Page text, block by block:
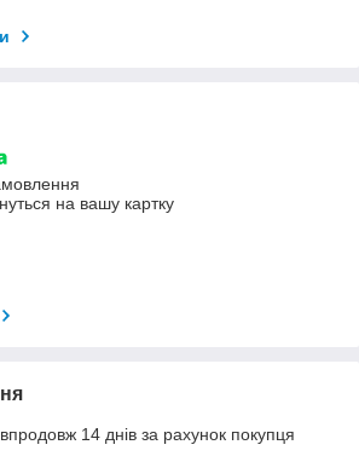
на вашу картку
14 днів за рахунок покупця